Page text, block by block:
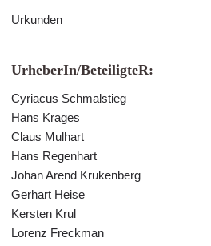
Urkunden
UrheberIn/BeteiligteR:
Cyriacus Schmalstieg
Hans Krages
Claus Mulhart
Hans Regenhart
Johan Arend Krukenberg
Gerhart Heise
Kersten Krul
Lorenz Freckman